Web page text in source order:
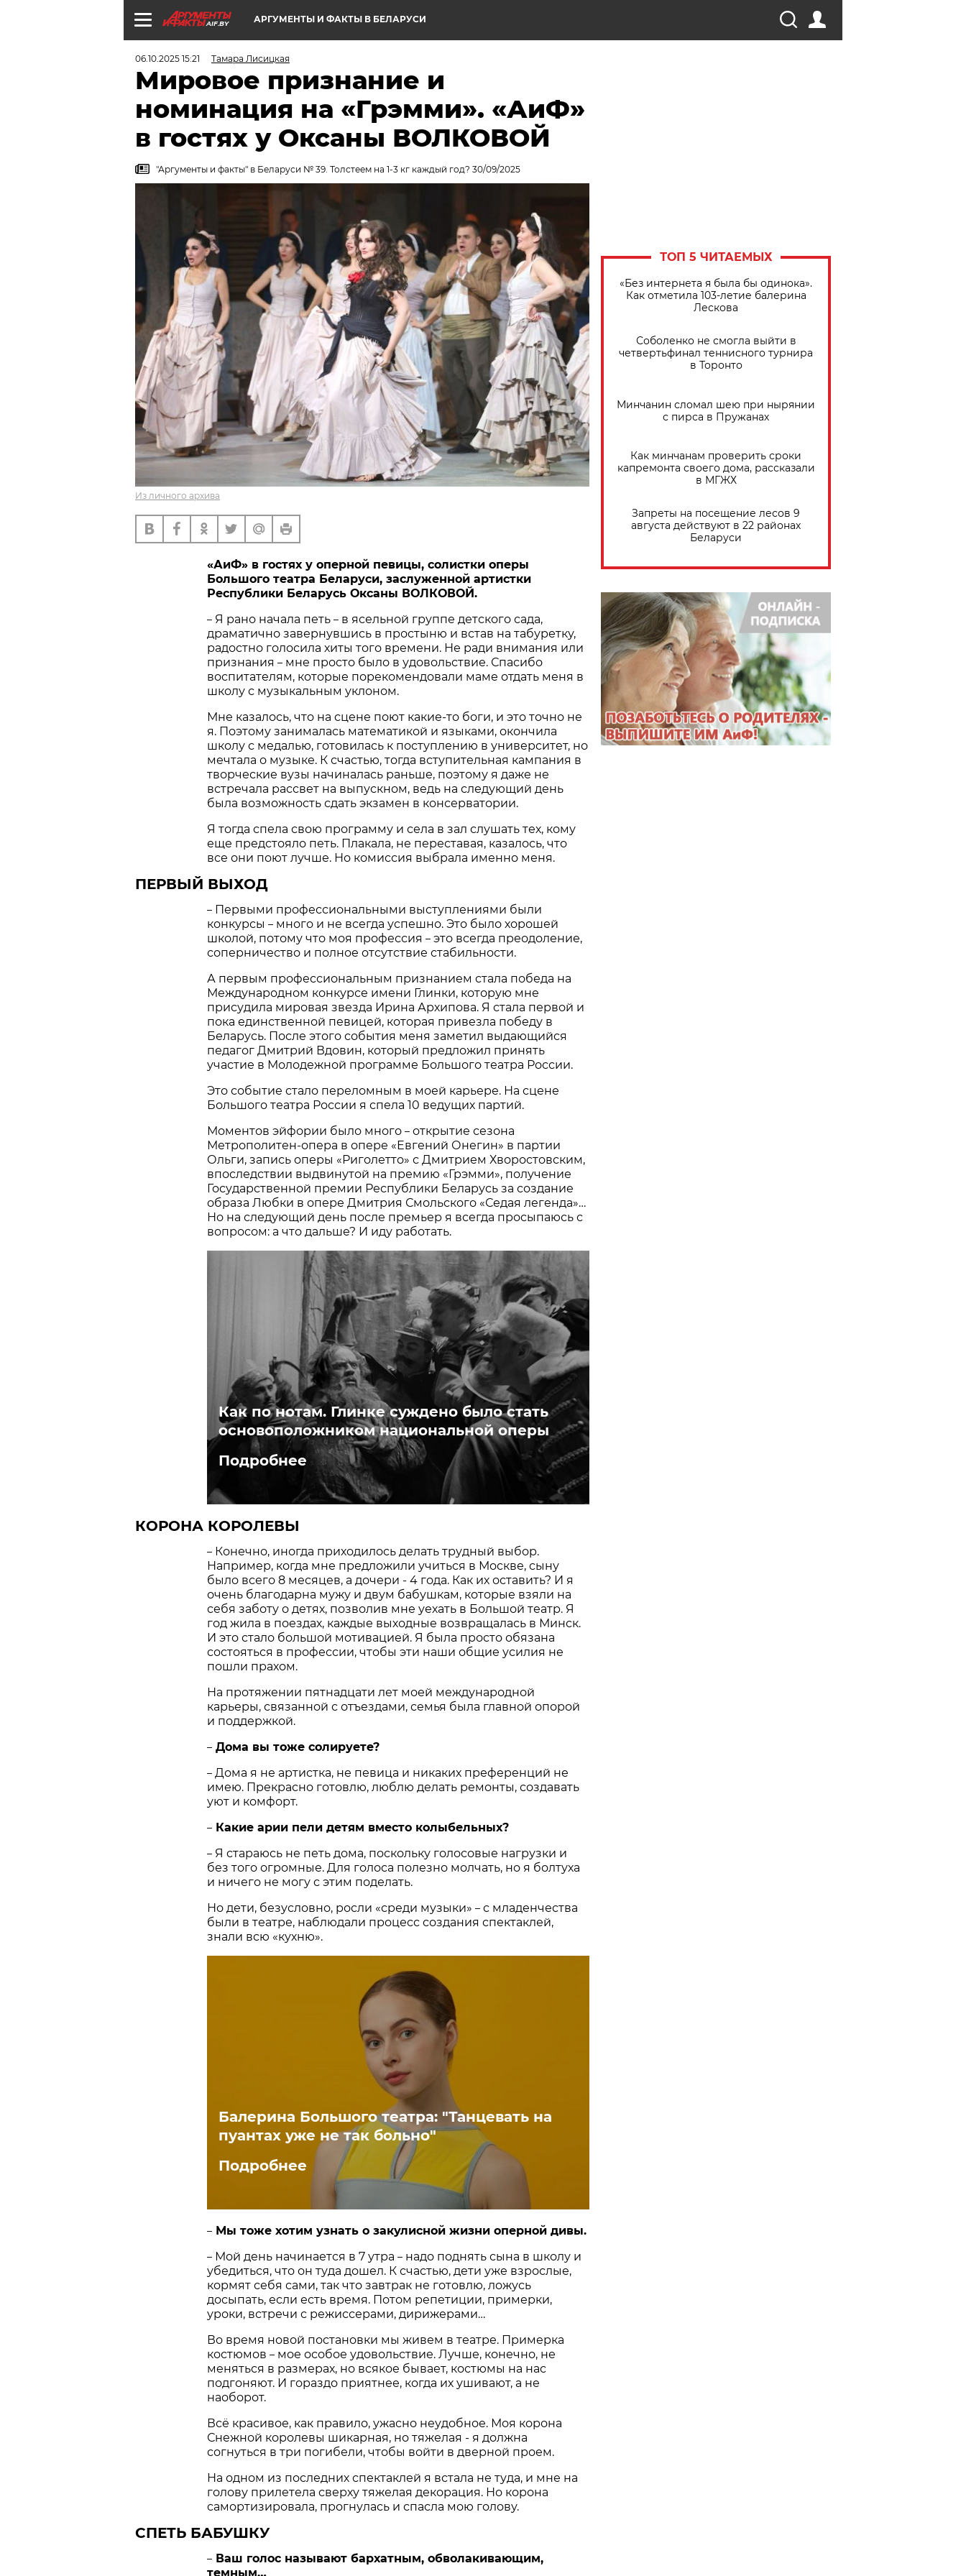
AIF.BY АРГУМЕНТЫ И ФАКТЫ В БЕЛАРУСИ
06.10.2025 15:21 Тамара Лисицкая
Мировое признание и
номинация на «Грэмми». «АиФ»
в гостях у Оксаны ВОЛКОВОЙ
"Аргументы и факты" в Беларуси № 39. Толстеем на 1-3 кг каждый год? 30/09/2025
Из личного архива
«АиФ» в гостях у оперной певицы, солистки оперы
Большого театра Беларуси, заслуженной артистки
Республики Беларусь Оксаны ВОЛКОВОЙ.
– Я рано начала петь – в ясельной группе детского сада,
драматично завернувшись в простыню и встав на табуретку,
радостно голосила хиты того времени. Не ради внимания или
признания – мне просто было в удовольствие. Спасибо
воспитателям, которые порекомендовали маме отдать меня в
школу с музыкальным уклоном.
Мне казалось, что на сцене поют какие-то боги, и это точно не
я. Поэтому занималась математикой и языками, окончила
школу с медалью, готовилась к поступлению в университет, но
мечтала о музыке. К счастью, тогда вступительная кампания в
творческие вузы начиналась раньше, поэтому я даже не
встречала рассвет на выпускном, ведь на следующий день
была возможность сдать экзамен в консерватории.
Я тогда спела свою программу и села в зал слушать тех, кому
еще предстояло петь. Плакала, не переставая, казалось, что
все они поют лучше. Но комиссия выбрала именно меня.
ПЕРВЫЙ ВЫХОД
– Первыми профессиональными выступлениями были
конкурсы – много и не всегда успешно. Это было хорошей
школой, потому что моя профессия – это всегда преодоление,
соперничество и полное отсутствие стабильности.
А первым профессиональным признанием стала победа на
Международном конкурсе имени Глинки, которую мне
присудила мировая звезда Ирина Архипова. Я стала первой и
пока единственной певицей, которая привезла победу в
Беларусь. После этого события меня заметил выдающийся
педагог Дмитрий Вдовин, который предложил принять
участие в Молодежной программе Большого театра России.
Это событие стало переломным в моей карьере. На сцене
Большого театра России я спела 10 ведущих партий.
Моментов эйфории было много – открытие сезона
Метрополитен-опера в опере «Евгений Онегин» в партии
Ольги, запись оперы «Риголетто» с Дмитрием Хворостовским,
впоследствии выдвинутой на премию «Грэмми», получение
Государственной премии Республики Беларусь за создание
образа Любки в опере Дмитрия Смольского «Седая легенда»…
Но на следующий день после премьер я всегда просыпаюсь с
вопросом: а что дальше? И иду работать.
Как по нотам. Глинке суждено было стать
основоположником национальной оперы
Подробнее
КОРОНА КОРОЛЕВЫ
– Конечно, иногда приходилось делать трудный выбор.
Например, когда мне предложили учиться в Москве, сыну
было всего 8 месяцев, а дочери - 4 года. Как их оставить? И я
очень благодарна мужу и двум бабушкам, которые взяли на
себя заботу о детях, позволив мне уехать в Большой театр. Я
год жила в поездах, каждые выходные возвращалась в Минск.
И это стало большой мотивацией. Я была просто обязана
состояться в профессии, чтобы эти наши общие усилия не
пошли прахом.
На протяжении пятнадцати лет моей международной
карьеры, связанной с отъездами, семья была главной опорой
и поддержкой.
– Дома вы тоже солируете?
– Дома я не артистка, не певица и никаких преференций не
имею. Прекрасно готовлю, люблю делать ремонты, создавать
уют и комфорт.
– Какие арии пели детям вместо колыбельных?
– Я стараюсь не петь дома, поскольку голосовые нагрузки и
без того огромные. Для голоса полезно молчать, но я болтуха
и ничего не могу с этим поделать.
Но дети, безусловно, росли «среди музыки» – с младенчества
были в театре, наблюдали процесс создания спектаклей,
знали всю «кухню».
Балерина Большого театра: "Танцевать на
пуантах уже не так больно"
Подробнее
– Мы тоже хотим узнать о закулисной жизни оперной дивы.
– Мой день начинается в 7 утра – надо поднять сына в школу и
убедиться, что он туда дошел. К счастью, дети уже взрослые,
кормят себя сами, так что завтрак не готовлю, ложусь
досыпать, если есть время. Потом репетиции, примерки,
уроки, встречи с режиссерами, дирижерами…
Во время новой постановки мы живем в театре. Примерка
костюмов – мое особое удовольствие. Лучше, конечно, не
меняться в размерах, но всякое бывает, костюмы на нас
подгоняют. И гораздо приятнее, когда их ушивают, а не
наоборот.
Всё красивое, как правило, ужасно неудобное. Моя корона
Снежной королевы шикарная, но тяжелая - я должна
согнуться в три погибели, чтобы войти в дверной проем.
На одном из последних спектаклей я встала не туда, и мне на
голову прилетела сверху тяжелая декорация. Но корона
самортизировала, прогнулась и спасла мою голову.
СПЕТЬ БАБУШКУ
– Ваш голос называют бархатным, обволакивающим,
темным…
ТОП 5 ЧИТАЕМЫХ
«Без интернета я была бы одинока».
Как отметила 103-летие балерина
Лескова
Соболенко не смогла выйти в
четвертьфинал теннисного турнира
в Торонто
Минчанин сломал шею при нырянии
с пирса в Пружанах
Как минчанам проверить сроки
капремонта своего дома, рассказали
в МГЖХ
Запреты на посещение лесов 9
августа действуют в 22 районах
Беларуси